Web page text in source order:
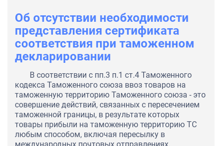
Об отсутствии необходимости
представления сертификата
соответствия при таможенном
декларировании
В соответствии с пп.3 п.1 ст.4 Таможенного
кодекса Таможенного союза ввоз товаров на
таможенную территорию Таможенного союза - это
совершение действий, связанных с пересечением
таможенной границы, в результате которых
товары прибыли на таможенную территорию ТС
любым способом, включая пересылку в